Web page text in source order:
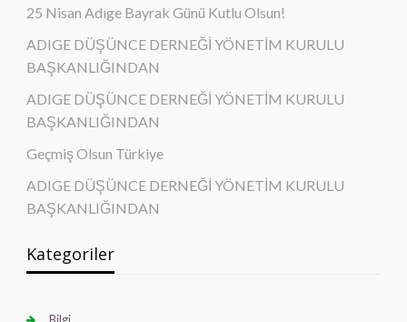
25 Nisan Adıge Bayrak Günü Kutlu Olsun!
ADIGE DÜŞÜNCE DERNEĞİ YÖNETİM KURULU
BAŞKANLIĞINDAN
ADIGE DÜŞÜNCE DERNEĞİ YÖNETİM KURULU
BAŞKANLIĞINDAN
Geçmiş Olsun Türkiye
ADIGE DÜŞÜNCE DERNEĞİ YÖNETİM KURULU
BAŞKANLIĞINDAN
Kategoriler